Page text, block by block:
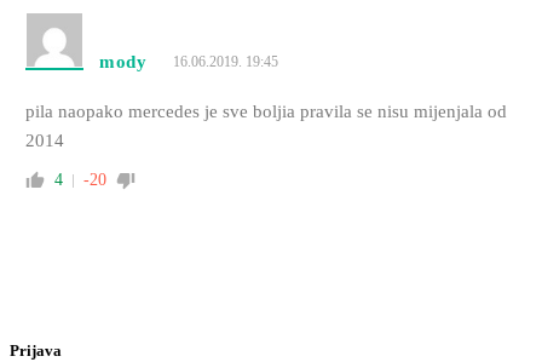
mody 16.06.2019. 19:45
pila naopako mercedes je sve boljia pravila se nisu mijenjala od
2014
4 -20
Prijava